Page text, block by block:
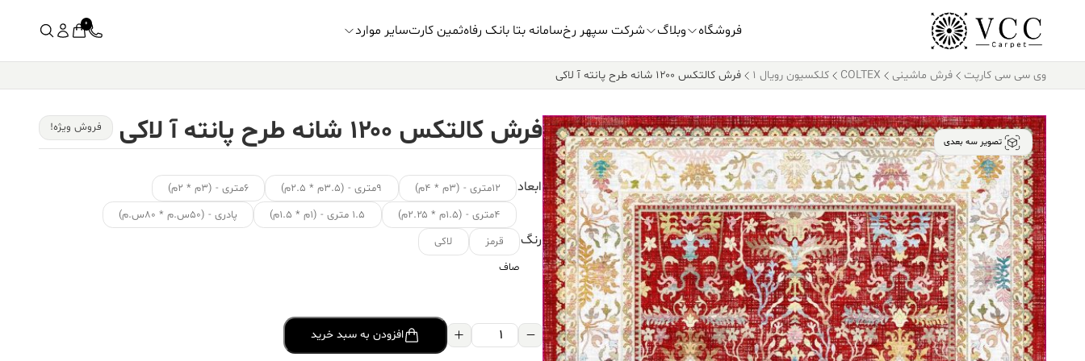
فروشگاه وبلاگ شرکت سپهر رخسامانه بتا بانک رفاهثمین کارتسایر موارد 0
وی سی سی کارپت فرش ماشینی COLTEX کلکسیون رویال 1 فرش کالتکس ۱۲۰۰ شانه طرح پانته آ لاکی
تصویر سه بعدی فرش کالتکس ۱۲۰۰ شانه طرح پانته آ لاکی فروش ویژه!
ابعاد ۱۲متری - (۳م * ۴م) ۹متری - (۳.۵م * ۲.۵م)
۶متری - (۳م * ۲م)
۴متری - (۱.۵م * ۲.۲۵م)
۱.۵ متری - (۱م * ۱.۵م) پادری - (۵۰س.م * ۸۰س.م)
رنگ قرمز
لاکی
صاف
فرش
کالتکس
افزودن به سبد خرید